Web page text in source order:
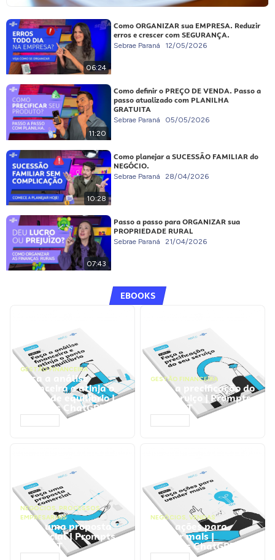
06:24
Como ORGANIZAR sua EMPRESA. Reduzir
erros e crescer com SEGURANÇA.
Sebrae Paraná 12/05/2026
11:20
Como definir o PREÇO DE VENDA. Passo a
passo atualizado com PLANILHA
GRATUITA
Sebrae Paraná 05/05/2026
10:28
Como planejar a SUCESSÃO FAMILIAR do
NEGÓCIO.
Sebrae Paraná 28/04/2026
07:43
Passo a passo para ORGANIZAR sua
PROPRIEDADE RURAL
Sebrae Paraná 21/04/2026
EBOOKS
GESTÃO FINANCEIRA
Faça a análise
financeira e atinja o
ponto de equilíbrio |
Prompts ChatGPT
GESTÃO FINANCEIRA
Faça a precificação do
seu serviço | Prompts
ChatGPT
NEGÓCIOS, PROCESSOS
EMPRESARIAIS
Faça uma proposta
comercial | Prompts
ChatGPT
NEGÓCIOS, VENDAS
Faça ações para
vender mais |
Prompts ChatGPT